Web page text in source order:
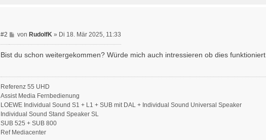
#2
B
e
a
g
von RudolfK » Di 18. Mär 2025, 11:33
Bist du schon weitergekommen? Würde mich auch intressieren ob dies funktioniert
Referenz 55 UHD
Assist Media Fernbedienung
LOEWE Individual Sound S1 + L1 + SUB mit DAL + Individual Sound Universal Speaker
Individual Sound Stand Speaker SL
SUB 525 + SUB 800
Ref Mediacenter